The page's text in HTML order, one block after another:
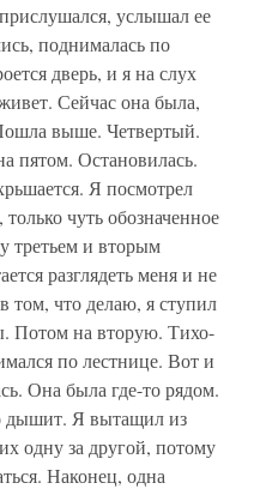
услышал ее
поднималась по
дверь, и я на слух
Сейчас она была,
выше. Четвертый.
пятом. Остановилась.
Я посмотрел
чуть обозначенное
третьем и вторым
разглядеть меня и не
том, что делаю, я ступил
Потом на вторую. Тихо-
по лестнице. Вот и
Она была где-то рядом.
дышит. Я вытащил из
одну за другой, потому
Наконец, одна